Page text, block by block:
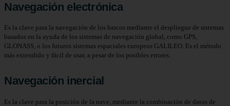
Navegación electrónica
Es la clave para la navegación de los barcos mediante el despliegue de sistemas
basados ​​en la ayuda de los sistemas de navegación global, como GPS,
GLONASS, o los futuros sistemas espaciales europeos GALILEO. Es el método
más extendido y fácil de usar, a pesar de los posibles errores.
Navegación inercial
Es la clave para la posición de la nave, mediante la combinación de datos de